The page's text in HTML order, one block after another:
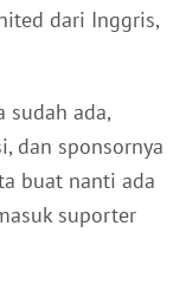
dari Inggris,
sudah ada,
dan sponsornya
buat nanti ada
suporter